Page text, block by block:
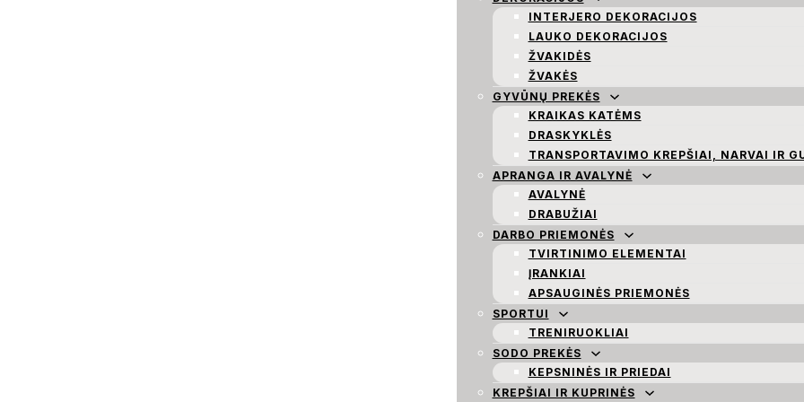
INTERJERO DEKORACIJOS
LAUKO DEKORACIJOS
ŽVAKIDĖS
ŽVAKĖS
GYVŪNŲ PREKĖS
KRAIKAS KATĖMS
DRASKYKLĖS
TRANSPORTAVIMO KREPŠIAI, NARVAI IR
APRANGA IR AVALYNĖ
AVALYNĖ
DRABUŽIAI
DARBO PRIEMONĖS
TVIRTINIMO ELEMENTAI
ĮRANKIAI
APSAUGINĖS PRIEMONĖS
SPORTUI
TRENIRUOKLIAI
SODO PREKĖS
KEPSNINĖS IR PRIEDAI
KREPŠIAI IR KUPRINĖS